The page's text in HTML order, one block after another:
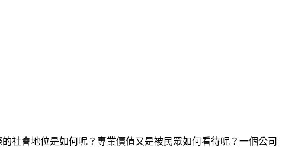
社會地位是如何呢？專業價值又是被民眾如何看待呢？一個公司